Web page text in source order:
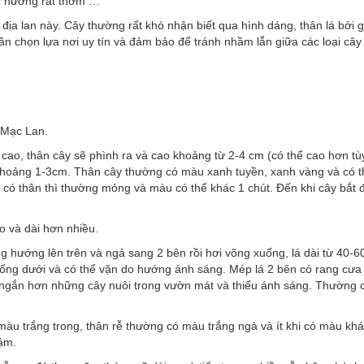
lan này. Cây thường rất khó nhận biết qua hình dáng, thân lá bởi
chọn lựa nơi uy tín và đảm bảo để tránh nhầm lẫn giữa các loại
Lan.
thân cây sẽ phình ra và cao khoảng từ 2-4 cm (có thể cao hơn
1-3cm. Thân cây thường có màu xanh tuyền, xanh vàng và có
thân thì thường mỏng và màu có thể khác 1 chút. Đến khi cây bắt
và dài hơn nhiều.
hướng lên trên và ngả sang 2 bên rồi hơi võng xuống, lá dài từ 40-
dưới và có thể vặn do hướng ánh sáng. Mép lá 2 bên có rang
hơn những cây nuôi trong vườn mát và thiếu ánh sáng. Thường
trắng trong, thân rễ thường có màu trắng ngà và ít khi có màu